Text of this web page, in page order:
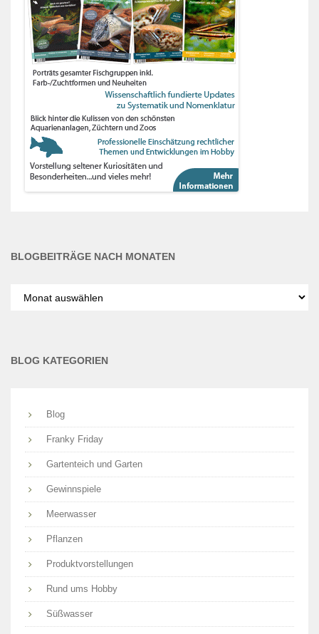
BLOGBEITRÄGE NACH MONATEN
nach
BLOG KATEGORIEN
Blog
Franky Friday
Gartenteich und Garten
Gewinnspiele
Meerwasser
Pflanzen
Produktvorstellungen
Rund ums Hobby
Süßwasser